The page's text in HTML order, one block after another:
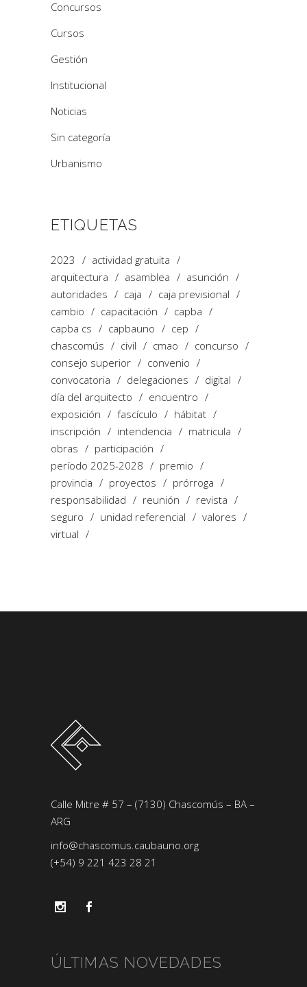
Concursos
Cursos
Gestión
Institucional
Noticias
Sin categoría
Urbanismo
ETIQUETAS
2023
actividad gratuita
arquitectura
asamblea
asunción
autoridades
caja
caja previsional
cambio
capacitación
capba
capba cs
capbauno
cep
chascomús
civil cmao
concurso
consejo superior
convenio
convocatoria
delegaciones
digital
día del arquitecto
encuentro
exposición
fascículo
hábitat
inscripción
intendencia
matricula
obras
participación
período 2025-2028
premio
provincia
proyectos
prórroga
responsabilidad
reunión
revista
seguro
unidad referencial
valores
virtual
Calle Mitre # 57 – (7130) Chascomús – BA –
ARG
info@chascomus.caubauno.org
(+54) 9 221 423 28 21
ÚLTIMAS NOVEDADES